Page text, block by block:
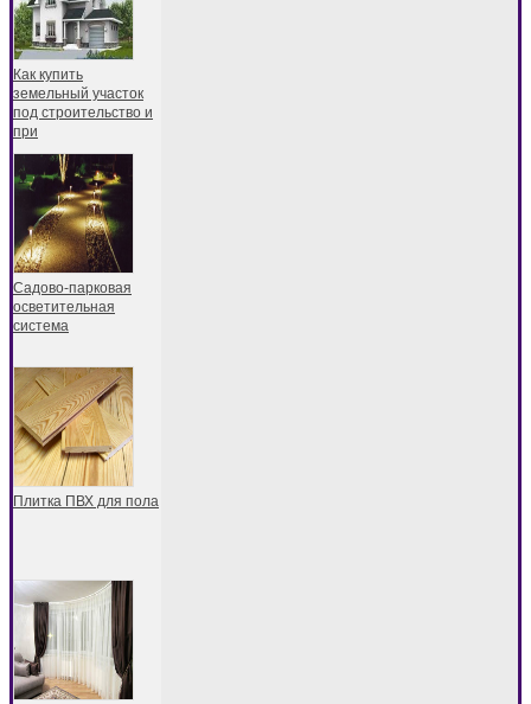
Как купить
земельный участок
под строительство и
при
Садово-парковая
осветительная
система
Плитка ПВХ для пола